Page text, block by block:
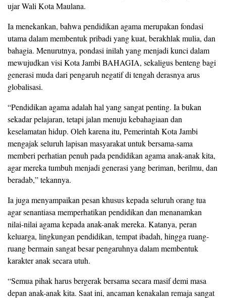
ujar Wali Kota Maulana.
Ia menekankan, bahwa pendidikan agama merupakan fondasi
utama dalam membentuk pribadi yang kuat, berakhlak mulia, dan
bahagia. Menurutnya, pondasi inilah yang menjadi kunci dalam
mewujudkan visi Kota Jambi BAHAGIA, sekaligus benteng bagi
generasi muda dari pengaruh negatif di tengah derasnya arus
globalisasi.
“Pendidikan agama adalah hal yang sangat penting. Ia bukan
sekadar pelajaran, tetapi jalan menuju kebahagiaan dan
keselamatan hidup. Oleh karena itu, Pemerintah Kota Jambi
mengajak seluruh lapisan masyarakat untuk bersama-sama
memberi perhatian penuh pada pendidikan agama anak-anak kita,
agar mereka tumbuh menjadi generasi yang beriman, berilmu, dan
beradab,” tekannya.
Ia juga menyampaikan pesan khusus kepada seluruh orang tua
agar senantiasa memperhatikan pendidikan dan menanamkan
nilai-nilai agama kepada anak-anak mereka. Katanya, peran
keluarga, lingkungan pendidikan, tempat ibadah, hingga ruang-
ruang bermain sangat besar pengaruhnya dalam membentuk
karakter anak secara utuh.
“Semua pihak harus bergerak bersama secara masif demi masa
depan anak-anak kita. Saat ini, ancaman kenakalan remaja sangat